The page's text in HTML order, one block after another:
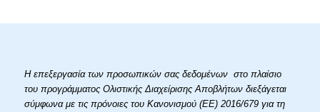
Η επεξεργασία των προσωπικών σας δεδομένων στο πλαίσιο
του προγράμματος Ολιστικής Διαχείρισης Αποβλήτων διεξάγεται
σύμφωνα με τις πρόνοιες του Κανονισμού (ΕΕ) 2016/679 για τη